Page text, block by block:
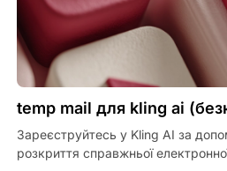
temp mail для kling ai
Зареєструйтесь у Kling AI за
розкриття справжньої